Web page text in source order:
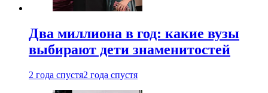
Два миллиона в год: какие вузы
выбирают дети знаменитостей
2 года спустя2 года спустя